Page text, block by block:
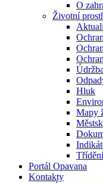
O
Životní
Hluk
Mapy
Portál Opavana
Kontakty